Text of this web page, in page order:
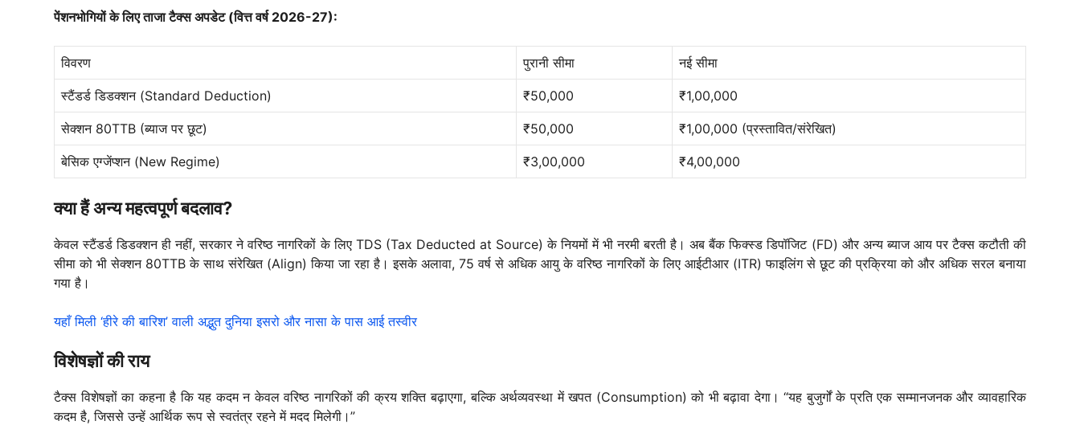
पेंशनभोगियों के लिए ताजा टैक्स अपडेट (वित्त वर्ष 2026-27):
विवरण पुरानी सीमा नई सीमा
स्टैंडर्ड डिडक्शन (Standard Deduction) ₹50,000 ₹1,00,000
सेक्शन 80TTB (ब्याज पर छूट) ₹50,000 ₹1,00,000 (प्रस्तावित/संरेखित)
बेसिक एग्जेंप्शन (New Regime) ₹3,00,000 ₹4,00,000
क्या हैं अन्य महत्वपूर्ण बदलाव?
केवल स्टैंडर्ड डिडक्शन ही नहीं, सरकार ने वरिष्ठ नागरिकों के लिए TDS (Tax Deducted at Source) के नियमों में भी नरमी बरती है। अब बैंक फिक्स्ड डिपॉजिट (FD) और अन्य ब्याज आय पर टैक्स कटौती की
सीमा को भी सेक्शन 80TTB के साथ संरेखित (Align) किया जा रहा है। इसके अलावा, 75 वर्ष से अधिक आयु के वरिष्ठ नागरिकों के लिए आईटीआर (ITR) फाइलिंग से छूट की प्रक्रिया को और अधिक सरल बनाया
गया है।
यहाँ मिली ‘हीरे की बारिश’ वाली अद्भुत दुनिया इसरो और नासा के पास आई तस्वीर
विशेषज्ञों की राय
टैक्स विशेषज्ञों का कहना है कि यह कदम न केवल वरिष्ठ नागरिकों की क्रय शक्ति बढ़ाएगा, बल्कि अर्थव्यवस्था में खपत (Consumption) को भी बढ़ावा देगा। “यह बुजुर्गों के प्रति एक सम्मानजनक और व्यावहारिक
कदम है, जिससे उन्हें आर्थिक रूप से स्वतंत्र रहने में मदद मिलेगी।”